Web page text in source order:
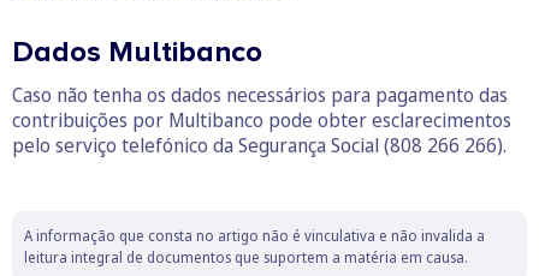
Dados Multibanco
Caso não tenha os dados necessários para pagamento das
contribuições por Multibanco pode obter esclarecimentos
pelo serviço telefónico da Segurança Social (808 266 266).
A informação que consta no artigo não é vinculativa e não invalida a
leitura integral de documentos que suportem a matéria em causa.